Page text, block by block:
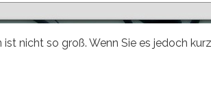
nicht so groß. Wenn Sie es jedoch